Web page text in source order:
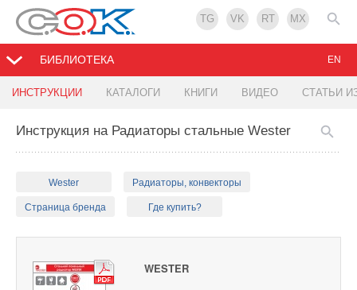
TG VK RT MX
БИБЛИОТЕКА
ИНСТРУКЦИИ КАТАЛОГИ КНИГИ ВИДЕО СТАТЬИ
EN
Инструкция на Радиаторы стальные Wester
Wester Радиаторы, конвекторы
Страница бренда Где купить?
WESTER